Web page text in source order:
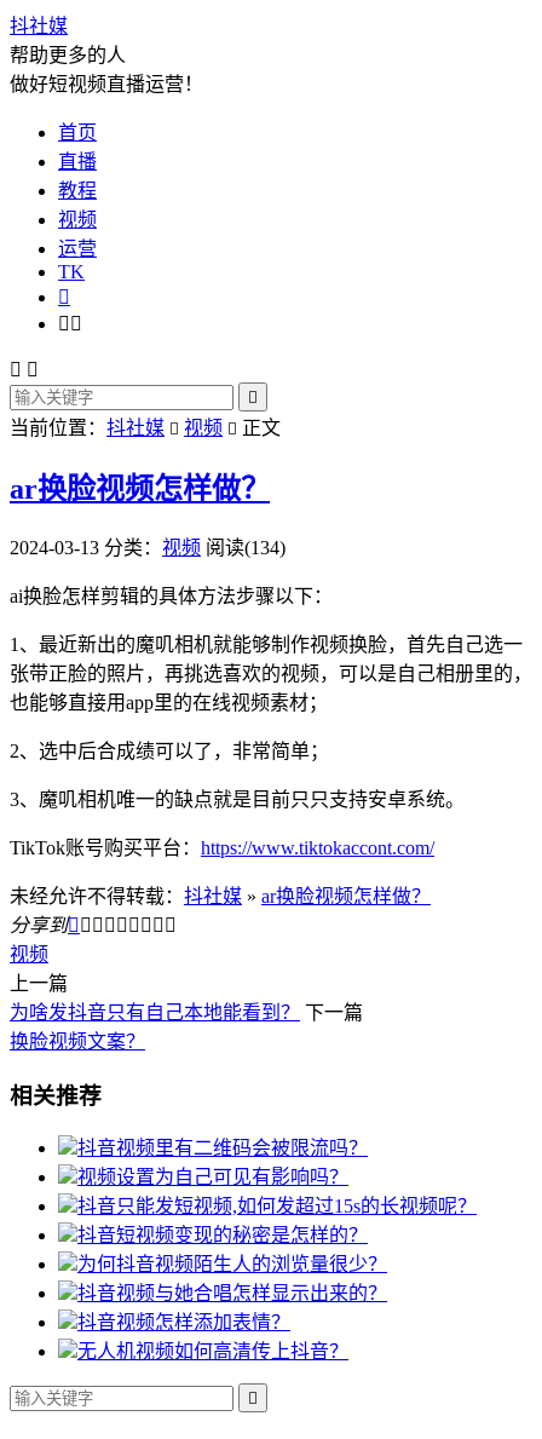
抖社媒
帮助更多的人
做好短视频直播运营！
首页
直播
教程
视频
运营
TK

 
 

当前位置： 抖社媒  视频  正文
ar换脸视频怎样做？
2024-03-13 分类： 视频 阅读(134)
ai换脸怎样剪辑的具体方法步骤以下：
1、最近新出的魔叽相机就能够制作视频换脸，首先自己选一
张带正脸的照片，再挑选喜欢的视频，可以是自己相册里的，
也能够直接用app里的在线视频素材；
2、选中后合成绩可以了，非常简单；
3、魔叽相机唯一的缺点就是目前只只支持安卓系统。
TikTok账号购买平台： https://www.tiktokaccont.com/
未经允许不得转载： 抖社媒 » ar换脸视频怎样做？
分享到        
视频
上一篇
为啥发抖音只有自己本地能看到？
下一篇
换脸视频文案？
相关推荐
抖音视频里有二维码会被限流吗？
视频设置为自己可见有影响吗？
抖音只能发短视频,如何发超过15s的长视频呢？
抖音短视频变现的秘密是怎样的？
为何抖音视频陌生人的浏览量很少？
抖音视频与她合唱怎样显示出来的？
抖音视频怎样添加表情？
无人机视频如何高清传上抖音？
